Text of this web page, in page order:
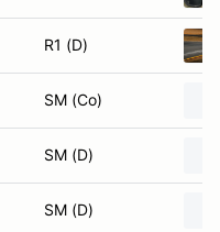
R1 (D)
SM (Co)
SM (D)
SM (D)